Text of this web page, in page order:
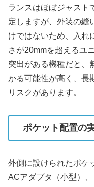
ランスはほぼジャスト
定しますが、外装の縫
けではないため、入れ
さが20mmを超えるユ
突出がある機種だと、
かる可能性が高く、長
リスクがあります。
ポケット配置の
外側に設けられたポケ
ACアダプタ（小型）